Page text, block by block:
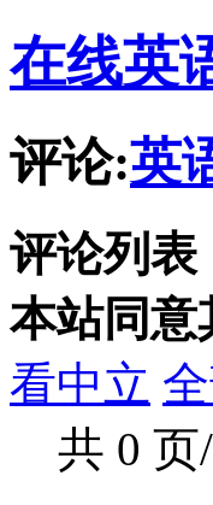
在线英
评论:英
评论列表
本站同意
看中立
共 0